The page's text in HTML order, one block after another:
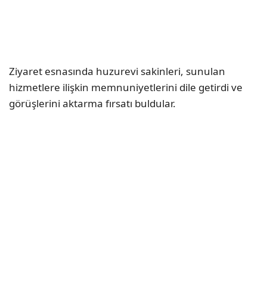
Ziyaret esnasında huzurevi sakinleri, sunulan
hizmetlere ilişkin memnuniyetlerini dile getirdi ve
görüşlerini aktarma fırsatı buldular.